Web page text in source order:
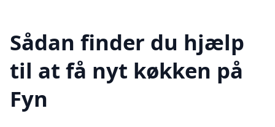
Sådan finder du hjælp
til at få nyt køkken på
Fyn